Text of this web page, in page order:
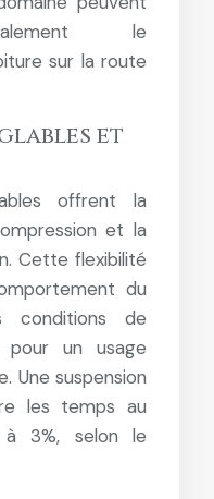
le
sur la route
et
offrent la
et la
Cette flexibilité
du
conditions de
un usage
Une suspension
les temps au
3%, selon le